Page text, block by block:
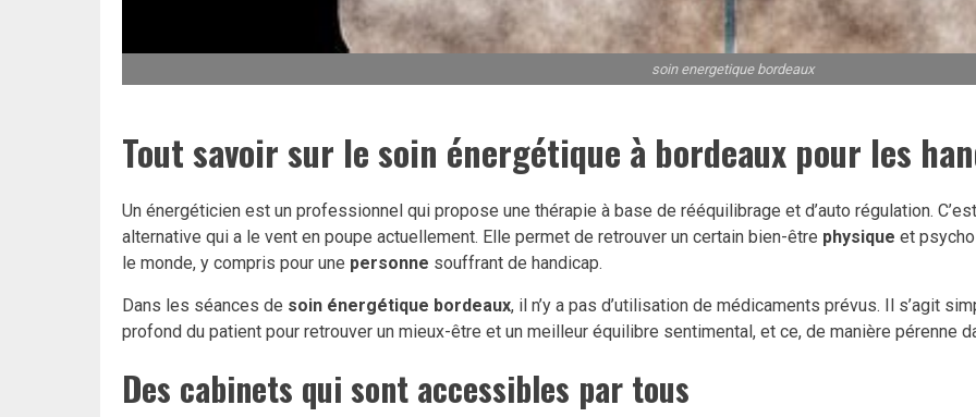
soin energetique bordeaux
Tout savoir sur le soin énergétique à bordeaux pour les
Un énergéticien est un professionnel qui propose une thérapie à base de rééquilibrage et d’auto régulation.
alternative qui a le vent en poupe actuellement. Elle permet de retrouver un certain bien-être physique et
le monde, y compris pour une personne souffrant de handicap.
Dans les séances de soin énergétique bordeaux, il n’y a pas d’utilisation de médicaments prévus. Il s’agit
profond du patient pour retrouver un mieux-être et un meilleur équilibre sentimental, et ce, de manière pérenne
Des cabinets qui sont accessibles par tous